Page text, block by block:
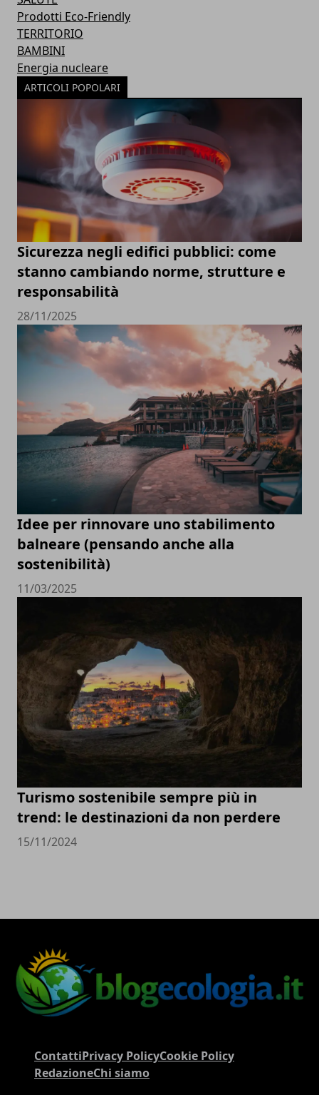
Prodotti Eco-Friendly
TERRITORIO
BAMBINI
Energia nucleare
ARTICOLI POPOLARI
Sicurezza negli edifici pubblici: come
stanno cambiando norme, strutture e
responsabilità
28/11/2025
Idee per rinnovare uno stabilimento
balneare (pensando anche alla
sostenibilità)
11/03/2025
Turismo sostenibile sempre più in
trend: le destinazioni da non perdere
15/11/2024
ContattiPrivacy PolicyCookie Policy
RedazioneChi siamo